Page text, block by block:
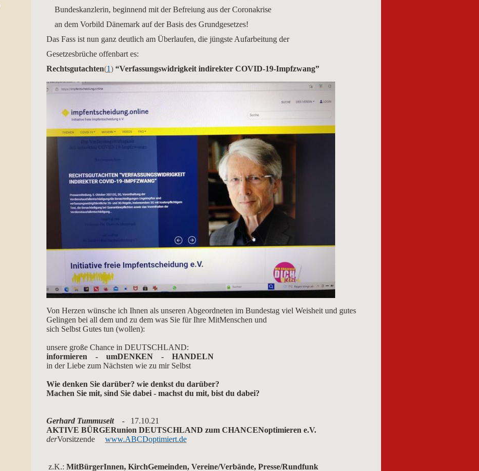
Bundeskanzlerin, beginnend mit der Befreiung aus der Coronakrise
an dem Vorbild Dänemark auf der Basis des Grundgesetzes!
Das Fass ist nun ganz deutlich am Überlaufen, die jüngste Aufarbeitung der
Gesetzesbrüche offenbart es:
Rechtsgutachten(1) “Verfassungswidrigkeit indirekter COVID-19-Impfzwang”
Von Herzen wünsche ich Ihnen als unseren Abgeordneten im Bundestag viel Weisheit und gutes
Gelingen bei all dem und zu dem was Sie für Ihre MitMenschen und
sich Selbst Gutes tun (wollen):
unsere große Chance in DEUTSCHLAND:
informieren - umDENKEN - HANDELN
in der Liebe zum Nächsten wie zu mir Selbst
Wie denken Sie darüber? wie denkst du darüber?
Machen Sie mit, sind Sie dabei - machst du mit, bist du dabei?
Gerhard Tummuseit - 17.10.21
AKTIVE BÜRGERunion DEUTSCHLAND zum CHANCENoptimieren e.V.
derVorsitzende www.ABCDoptimiert.de
z.K.: MitBürgerInnen, KirchGemeinden, Vereine/Verbände, Presse/Rundfunk